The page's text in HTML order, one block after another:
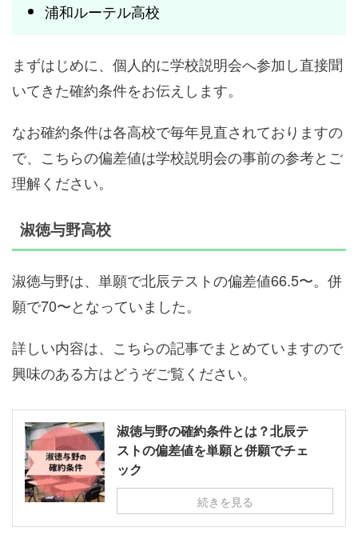
浦和ルーテル高校
まずはじめに、個人的に学校説明会へ参加し直接聞
いてきた確約条件をお伝えします。
なお確約条件は各高校で毎年見直されておりますの
で、こちらの偏差値は学校説明会の事前の参考とご
理解ください。
淑徳与野高校
淑徳与野は、単願で北辰テストの偏差値66.5〜。併
願で70〜となっていました。
詳しい内容は、こちらの記事でまとめていますので
興味のある方はどうぞご覧ください。
淑徳与野の確約条件とは？北辰テ
ストの偏差値を単願と併願でチェ
ック
続きを見る